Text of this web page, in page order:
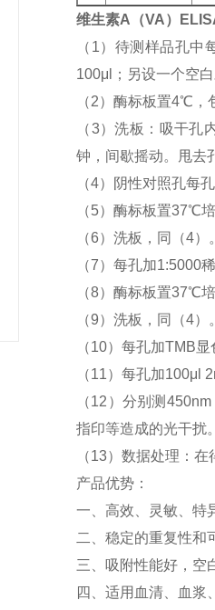
维生素A（VA）
（1）待测样品孔
100μl；另设一个空
（2）酶标板置4℃，
（3）洗板：吸干
钟，间歇摇动。甩去
（4）阴性对照孔每
（5）酶标板置37℃
（6）洗板，同（4
（7）每孔加1:5000
（8）酶标板置37℃
（9）洗板，同（4
（10）每孔加TMB
（11）每孔加100μl
（12）分别测
指印等造成的光干扰。
（13）数据处理：
产品优势：
一、高效、灵敏、特
二、稳定的重复性和
三、吸附性能好，空
四、适用血清、血浆